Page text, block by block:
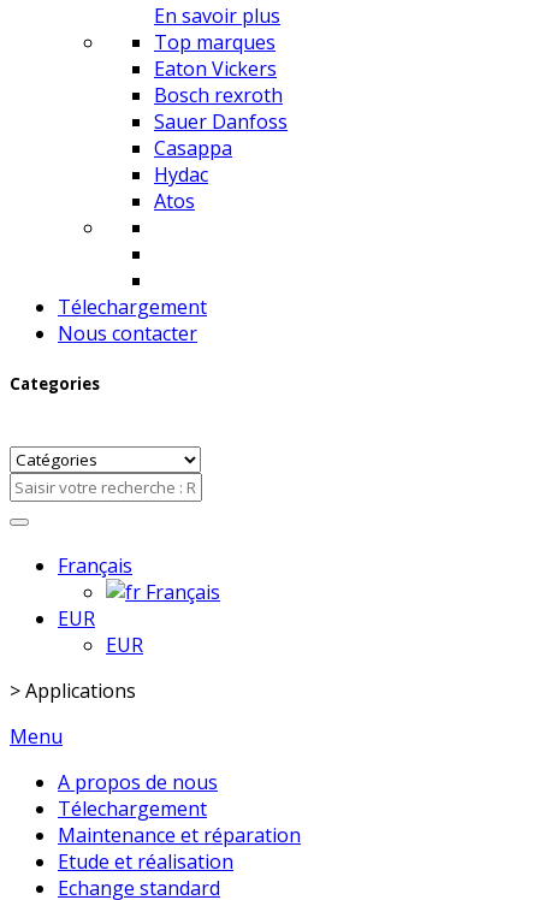
En savoir plus
Top marques
Eaton Vickers
Bosch rexroth
Sauer Danfoss
Casappa
Hydac
Atos
Télechargement
Nous contacter
Categories
Français
Français
EUR
EUR
>Applications
Menu
A propos de nous
Télechargement
Maintenance et réparation
Etude et réalisation
Echange standard